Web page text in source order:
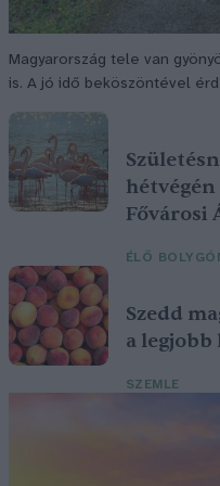
Magyarország tele van
is. A jó idő beköszöntével
hétvégén
Fővárosi
ÉLŐ
Szedd
a
SZEMLE